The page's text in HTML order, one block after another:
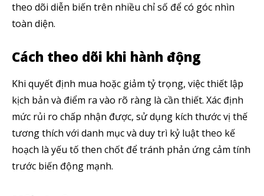
theo dõi diễn biến trên nhiều chỉ số để có góc nhìn
toàn diện.
Cách theo dõi khi hành động
Khi quyết định mua hoặc giảm tỷ trọng, việc thiết lập
kịch bản và điểm ra vào rõ ràng là cần thiết. Xác định
mức rủi ro chấp nhận được, sử dụng kích thước vị thế
tương thích với danh mục và duy trì kỷ luật theo kế
hoạch là yếu tố then chốt để tránh phản ứng cảm tính
trước biến động mạnh.